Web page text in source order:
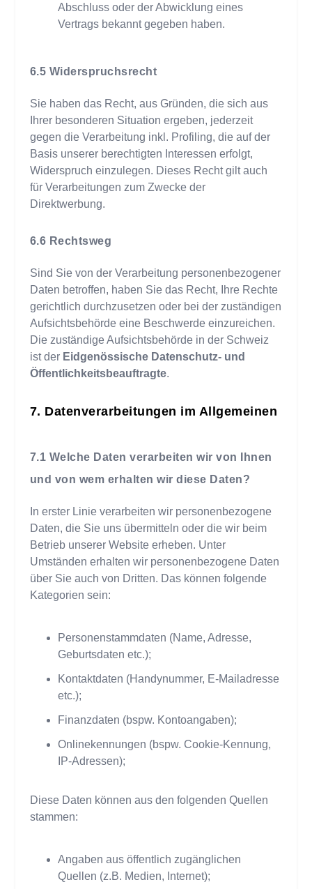
Abschluss oder der Abwicklung eines
Vertrags bekannt gegeben haben.
Widerspruchsrecht
Sie haben das Recht, aus Gründen, die sich aus
Ihrer besonderen Situation ergeben, jederzeit
gegen die Verarbeitung inkl. Profiling, die auf der
Basis unserer berechtigten Interessen erfolgt,
Widerspruch einzulegen. Dieses Recht gilt auch
für Verarbeitungen zum Zwecke der
Direktwerbung.
Rechtsweg
Sind Sie von der Verarbeitung personenbezogener
Daten betroffen, haben Sie das Recht, Ihre Rechte
gerichtlich durchzusetzen oder bei der zuständigen
Aufsichtsbehörde eine Beschwerde einzureichen.
Die zuständige Aufsichtsbehörde in der Schweiz
ist der Eidgenössische Datenschutz- und
Öffentlichkeitsbeauftragte.
Datenverarbeitungen im Allgemeinen
Welche Daten verarbeiten wir von Ihnen
und von wem erhalten wir diese Daten?
In erster Linie verarbeiten wir personenbezogene
Daten, die Sie uns übermitteln oder die wir beim
Betrieb unserer Website erheben. Unter
Umständen erhalten wir personenbezogene Daten
über Sie auch von Dritten. Das können folgende
Kategorien sein:
Personenstammdaten (Name, Adresse,
Geburtsdaten etc.);
Kontaktdaten (Handynummer, E-Mailadresse
etc.);
Finanzdaten (bspw. Kontoangaben);
Onlinekennungen (bspw. Cookie-Kennung,
IP-Adressen);
Diese Daten können aus den folgenden Quellen
stammen:
Angaben aus öffentlich zugänglichen
Quellen (z.B. Medien, Internet);